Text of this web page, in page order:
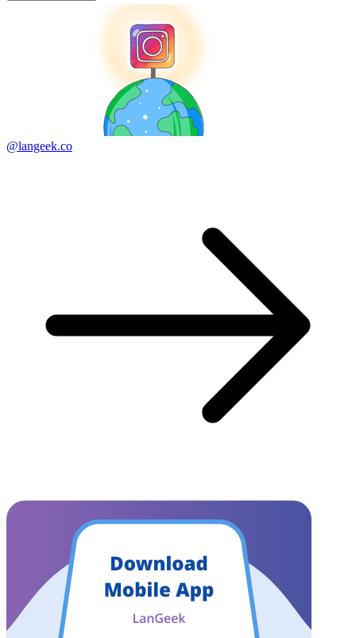
@langeek.co